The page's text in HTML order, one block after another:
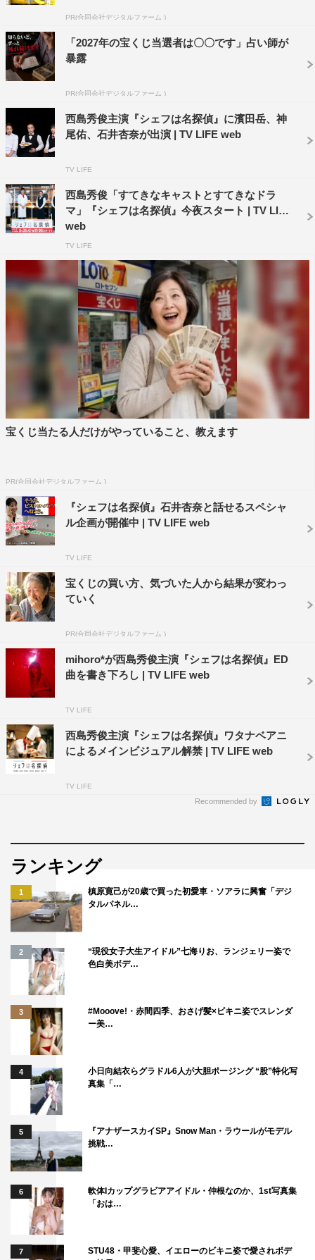
テレビ東京系
5月31日（月）スタート
毎週（月）後11・06～深0・00（初回は5分拡大）
主演：西島秀俊
ほか
第1話ゲスト：井上小百合、玉置玲央、冨手麻妙、奥田洋
原作：近藤史恵「タルト・タタンの夢」「ヴァン・ショー
をあなたに」「マカロンはマカロン」（創元推理文庫刊）
監督：木村ひさし、瀧悠輔、向井澄
脚本：田中眞一 西条みつとし
WEB
公式サイト：https://www.tv-tokyo.co.jp/shefutan/
©「シェフは名探偵」製作委員会
PR(合同会社デジタルファーム )
「2027年の宝くじ当選者は〇〇です」占い師が
暴露
PR(合同会社デジタルファーム )
西島秀俊主演『シェフは名探偵』に濱田岳、神
尾佑、石井杏奈が出演 | TV LIFE web
TV LIFE
西島秀俊「すてきなキャストとすてきなドラ
マ」『シェフは名探偵』今夜スタート | TV LIFE
web
TV LIFE
宝くじ当たる人だけがやっていること、教えます
PR(合同会社デジタルファーム )
『シェフは名探偵』石井杏奈と話せるスペシャ
ル企画が開催中 | TV LIFE web
TV LIFE
宝くじの買い方、気づいた人から結果が変わっ
ていく
PR(合同会社デジタルファーム )
mihoro*が西島秀俊主演『シェフは名探偵』ED
曲を書き下ろし | TV LIFE web
TV LIFE
西島秀俊主演『シェフは名探偵』ワタナベアニ
によるメインビジュアル解禁 | TV LIFE web
TV LIFE
Recommended by
ランキング
1
槙原寛己が20歳で買った初愛車・ソアラに興奮「デジ
タルパネル…
2
“現役女子大生アイドル”七海りお、ランジェリー姿で
色白美ボデ…
3
#Mooove!・赤間四季、おさげ髪×ビキニ姿でスレンダ
ー美…
4
小日向結衣らグラドル6人が大胆ポージング “股”特化写
真集「…
5
『アナザースカイSP』Snow Man・ラウールがモデル
挑戦…
6
軟体Iカップグラビアアイドル・仲根なのか、1st写真集
「おは…
7
STU48・甲斐心愛、イエローのビキニ姿で愛されボデ